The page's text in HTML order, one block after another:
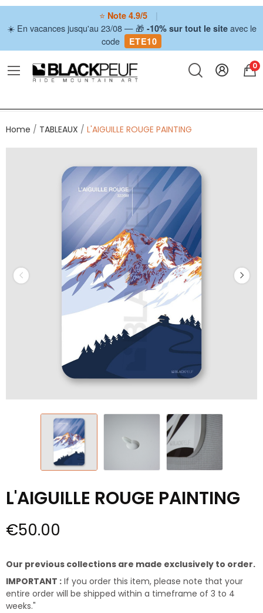
⭐ Note 4.9/5
|
☀️ En vacances jusqu'au 23/08 — 🎁 -10% sur tout le siteavec le
code
ETE10
0
Home TABLEAUX L'AIGUILLE ROUGE PAINTING
L'AIGUILLE ROUGE PAINTING
€50.00
Our previous collections are made exclusively to order.
IMPORTANT : If you order this item, please note that your
entire order will be shipped within a timeframe of 3 to 4
weeks."